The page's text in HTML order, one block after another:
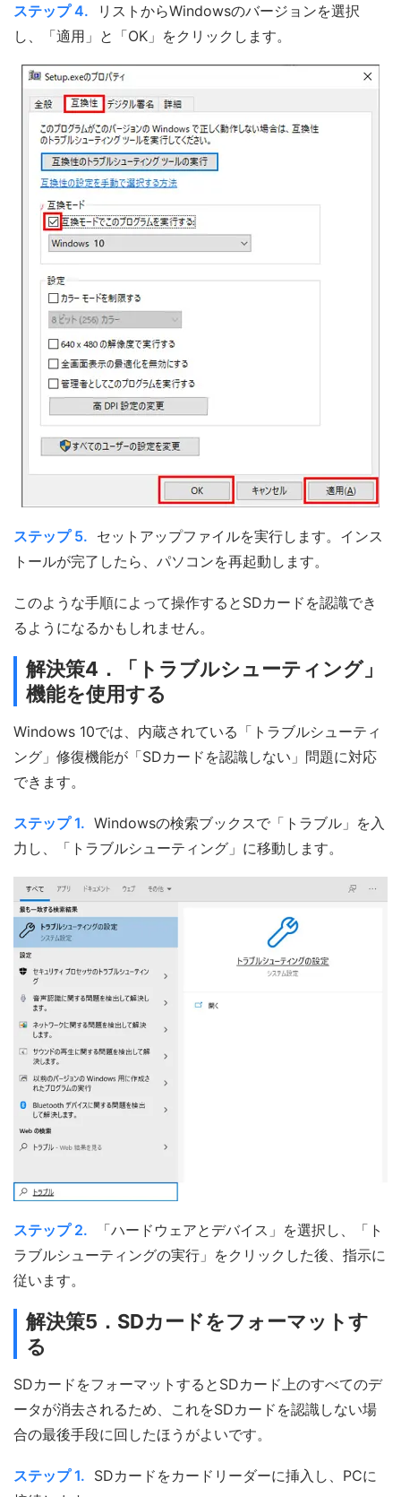
ステップ 4.
リストからWindowsのバージョンを選択
し、「適用」と「OK」をクリックします。
ステップ 5. セットアップファイルを実行します。インス
トールが完了したら、パソコンを再起動します。
このような手順によって操作するとSDカードを認識でき
るようになるかもしれません。
解決策4．「トラブルシューティング」
機能を使用する
Windows 10では、内蔵されている「トラブルシューティ
ング」修復機能が「SDカードを認識しない」問題に対応
できます。
ステップ 1. Windowsの検索ブックスで「トラブル」を入
力し、「トラブルシューティング」に移動します。
ステップ 2.
「ハードウェアとデバイス」を選択し、「ト
ラブルシューティングの実行」をクリックした後、指示に
従います。
解決策5．SDカードをフォーマットす
る
SDカードをフォーマットするとSDカード上のすべてのデ
ータが消去されるため、これをSDカードを認識しない場
合の最後手段に回したほうがよいです。
ステップ 1. SDカードをカードリーダーに挿入し、PCに